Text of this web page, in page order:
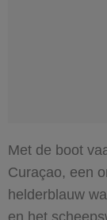
Met de boot
Curaçao, een
helderblauw
en het